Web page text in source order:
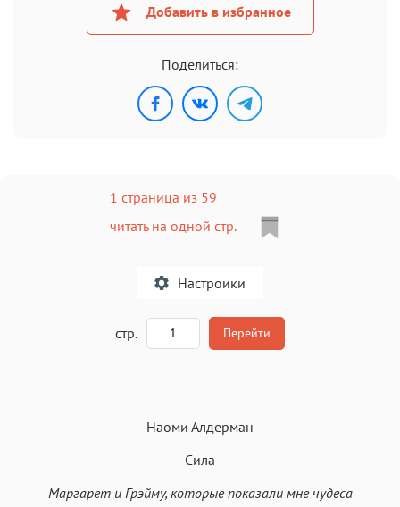
Добавить в избранное
Поделиться:
1 страница из 59
читать на одной стр.
Настроики
стр. Перейти
Наоми Алдерман
Сила
Маргарет и Грэйму, которые показали мне чудеса